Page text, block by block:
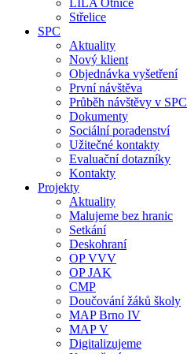
Střelice
SPC
Aktuality
Nový klient
Objednávka vyšetření
První návštěva
Průběh návštěvy v SPC
Dokumenty
Sociální poradenství
Užitečné kontakty
Evaluační dotazníky
Kontakty
Projekty
Aktuality
Malujeme bez hranic
Setkání
Deskohraní
OP VVV
OP JAK
CMP
Doučování žáků školy
MAP Brno IV
MAP V
Digitalizujeme